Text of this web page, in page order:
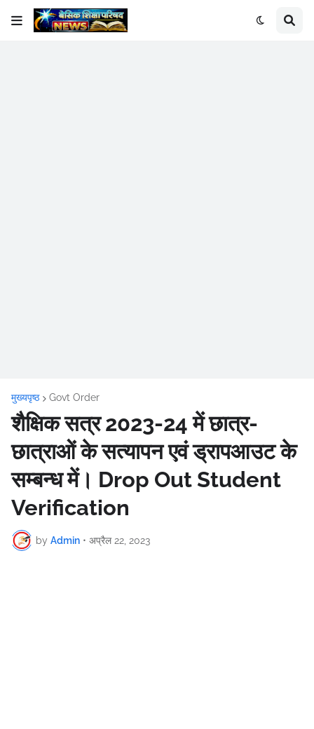
मुख्यपृष्ठ Govt Order
शैक्षिक सत्र 2023-24 में छात्र-
छात्राओं के सत्यापन एवं ड्रापआउट के
सम्बन्ध में। Drop Out Student
Verification
by Admin • अप्रैल 22, 2023